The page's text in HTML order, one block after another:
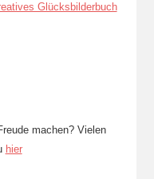
Glücksbilderbuch
machen? Vielen
hier